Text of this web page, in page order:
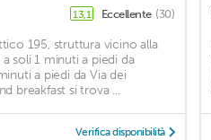
13,1 Eccellente (30)
195, struttura vicino alla
a soli 1 minuti a piedi da
a piedi da Via dei
breakfast si trova ...
Verifica disponibilità